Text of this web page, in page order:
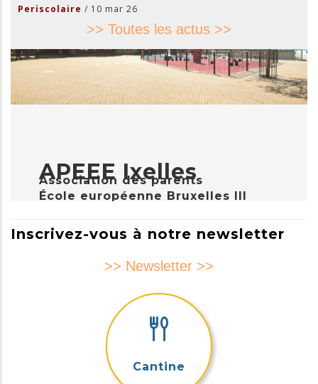
Periscolaire / 10 mar 26
>> Toutes les actus >>
APEEE Ixelles
Association des parents
École européenne Bruxelles III
Inscrivez-vous à notre newsletter
>> Newsletter >>
Cantine